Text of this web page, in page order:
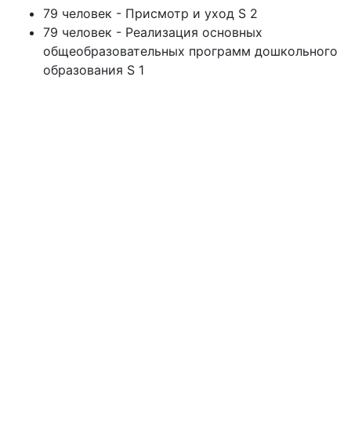
79 человек - Присмотр и уход S 2
79 человек - Реализация основных
общеобразовательных программ дошкольного
образования S 1